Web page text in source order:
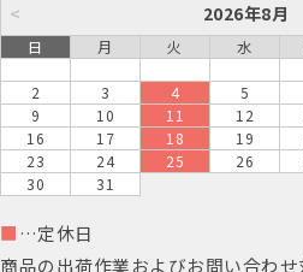
< 2026年8月
日 月 火 水
2
3 4 5
9
10 11 12
16
17 18 19
23
24 25 26
30
31
■ …定休日
商品の出荷作業およびお問い合わ